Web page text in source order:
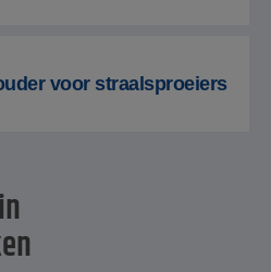
voor straalsproeiers